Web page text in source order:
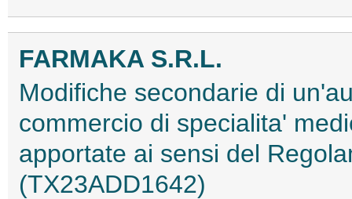
FARMAKA S.R.L.
Modifiche secondarie di
commercio di specialita'
apportate ai sensi del
(TX23ADD1642)